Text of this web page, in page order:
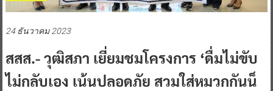
24 ธันวาคม 2023
สสส.- วุฒิสภา เยี่ยมชมโครงการ ‘ดื่มไม่ขับ
ไม่กลับเอง เน้นปลอดภัย สวมใส่หมวกกันน็